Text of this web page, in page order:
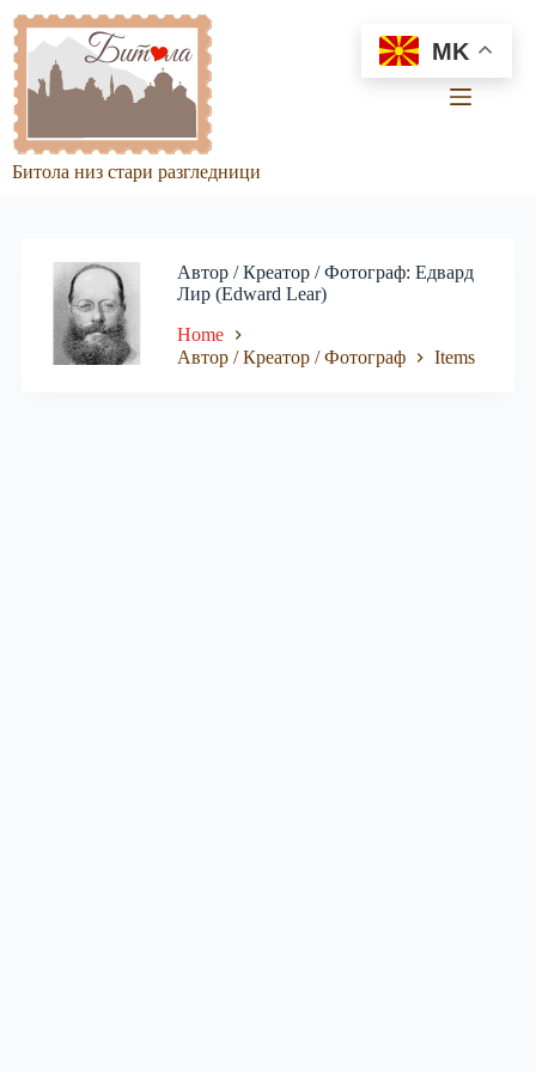
content
Битола низ стари разгледници
Автор / Креатор / Фотограф Едвард
Лир (Edward Lear)
Home
Автор / Креатор / Фотограф
Items
MK